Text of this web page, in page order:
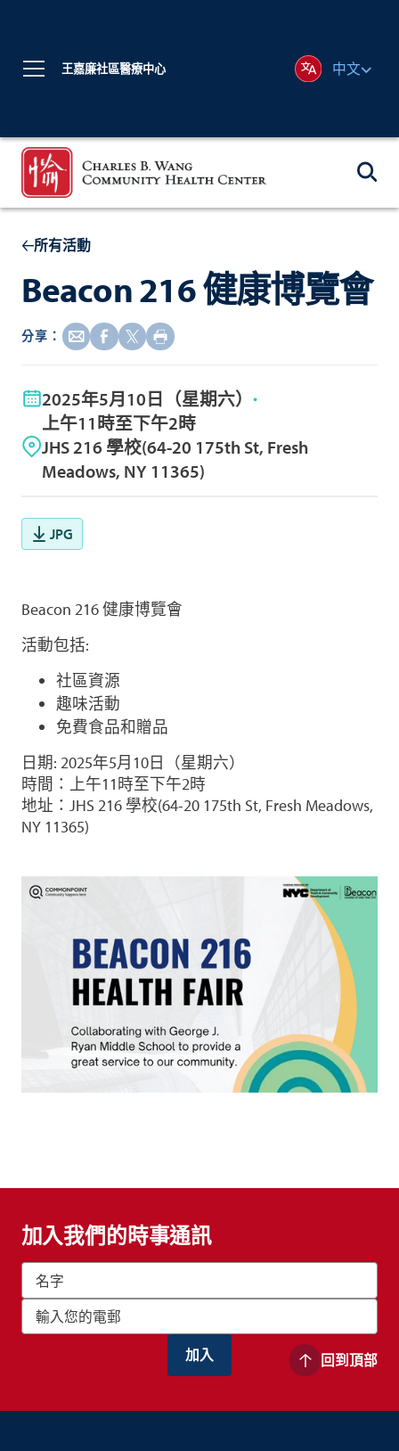
王嘉廉社區醫療中心 中文
所有活動
Beacon 216 健康博覽會
分享：
2025年5月10日（星期六）
上午11時至下午2時
JHS 216 學校(64-20 175th St, Fresh
Meadows, NY 11365)
JPG
Beacon 216 健康博覽會
活動包括:
社區資源
趣味活動
免費食品和贈品
日期: 2025年5月10日（星期六）
時間：上午11時至下午2時
地址：JHS 216 學校(64-20 175th St, Fresh Meadows,
NY 11365)
加入我們的時事通訊
回到頂部